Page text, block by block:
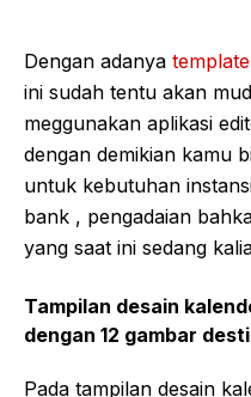
Dengan adanya
ini sudah tentu akan
meggunakan aplikasi
dengan demikian kamu
untuk kebutuhan
bank , pengadaian
yang saat ini sedang
Tampilan desain
dengan 12 gambar
Pada tampilan desain